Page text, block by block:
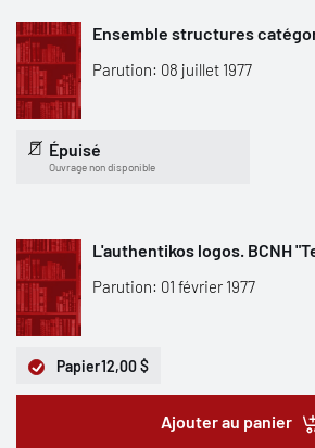
Ensemble structures
Parution: 08 juillet 1977
Épuisé
Ouvrage non disponible
L'authentikos logos. BCNH
Parution: 01 février 1977
Papier12,00 $
Ajouter au panier